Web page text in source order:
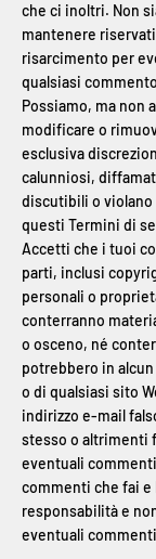
che ci inoltri. Non
mantenere
risarcimento per
qualsiasi
Possiamo, ma non
modificare o
esclusiva
calunniosi,
discutibili o violano
questi Termini di
Accetti che i tuoi
parti, inclusi
personali o
conterranno
o osceno, né
potrebbero in
o di qualsiasi sito
indirizzo e-mail
stesso o altrimenti
eventuali
commenti che fai e
responsabilità e
eventuali